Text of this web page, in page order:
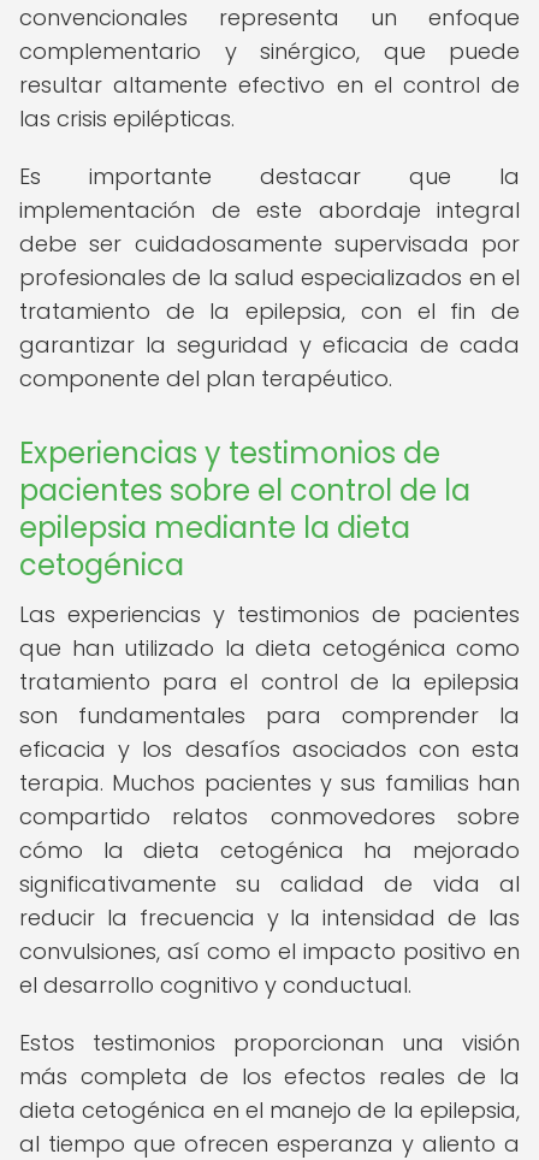
convencionales representa un enfoque
complementario y sinérgico, que puede
resultar altamente efectivo en el control de
las crisis epilépticas.
Es importante destacar que la
implementación de este abordaje integral
debe ser cuidadosamente supervisada por
profesionales de la salud especializados en el
tratamiento de la epilepsia, con el fin de
garantizar la seguridad y eficacia de cada
componente del plan terapéutico.
Experiencias y testimonios de
pacientes sobre el control de la
epilepsia mediante la dieta
cetogénica
Las experiencias y testimonios de pacientes
que han utilizado la dieta cetogénica como
tratamiento para el control de la epilepsia
son fundamentales para comprender la
eficacia y los desafíos asociados con esta
terapia. Muchos pacientes y sus familias han
compartido relatos conmovedores sobre
cómo la dieta cetogénica ha mejorado
significativamente su calidad de vida al
reducir la frecuencia y la intensidad de las
convulsiones, así como el impacto positivo en
el desarrollo cognitivo y conductual.
Estos testimonios proporcionan una visión
más completa de los efectos reales de la
dieta cetogénica en el manejo de la epilepsia,
al tiempo que ofrecen esperanza y aliento a